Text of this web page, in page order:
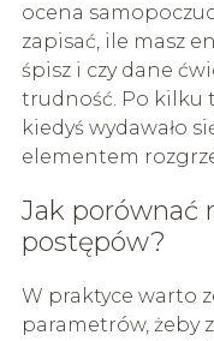
ocena
zapisać, ile masz
śpisz i czy dane
trudność. Po kilku
kiedyś wydawało
elementem
Jak porównać
postępów?
W praktyce warto
parametrów, żeby